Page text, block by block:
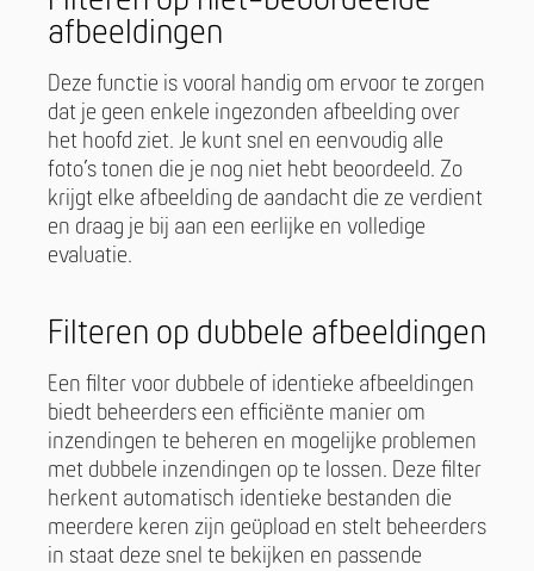
afbeeldingen
Deze functie is vooral handig om ervoor te zorgen
dat je geen enkele ingezonden afbeelding over
het hoofd ziet. Je kunt snel en eenvoudig alle
foto’s tonen die je nog niet hebt beoordeeld. Zo
krijgt elke afbeelding de aandacht die ze verdient
en draag je bij aan een eerlijke en volledige
evaluatie.
Filteren op dubbele afbeeldingen
Een filter voor dubbele of identieke afbeeldingen
biedt beheerders een efficiënte manier om
inzendingen te beheren en mogelijke problemen
met dubbele inzendingen op te lossen. Deze filter
herkent automatisch identieke bestanden die
meerdere keren zijn geüpload en stelt beheerders
in staat deze snel te bekijken en passende